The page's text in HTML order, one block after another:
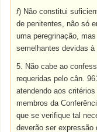
f) Não constitui
de penitentes, não só
uma peregrinação,
semelhantes devidas
5. Não cabe ao
requeridas pelo cân.
atendendo aos
membros da
que se verifique tal
deverão ser expressão